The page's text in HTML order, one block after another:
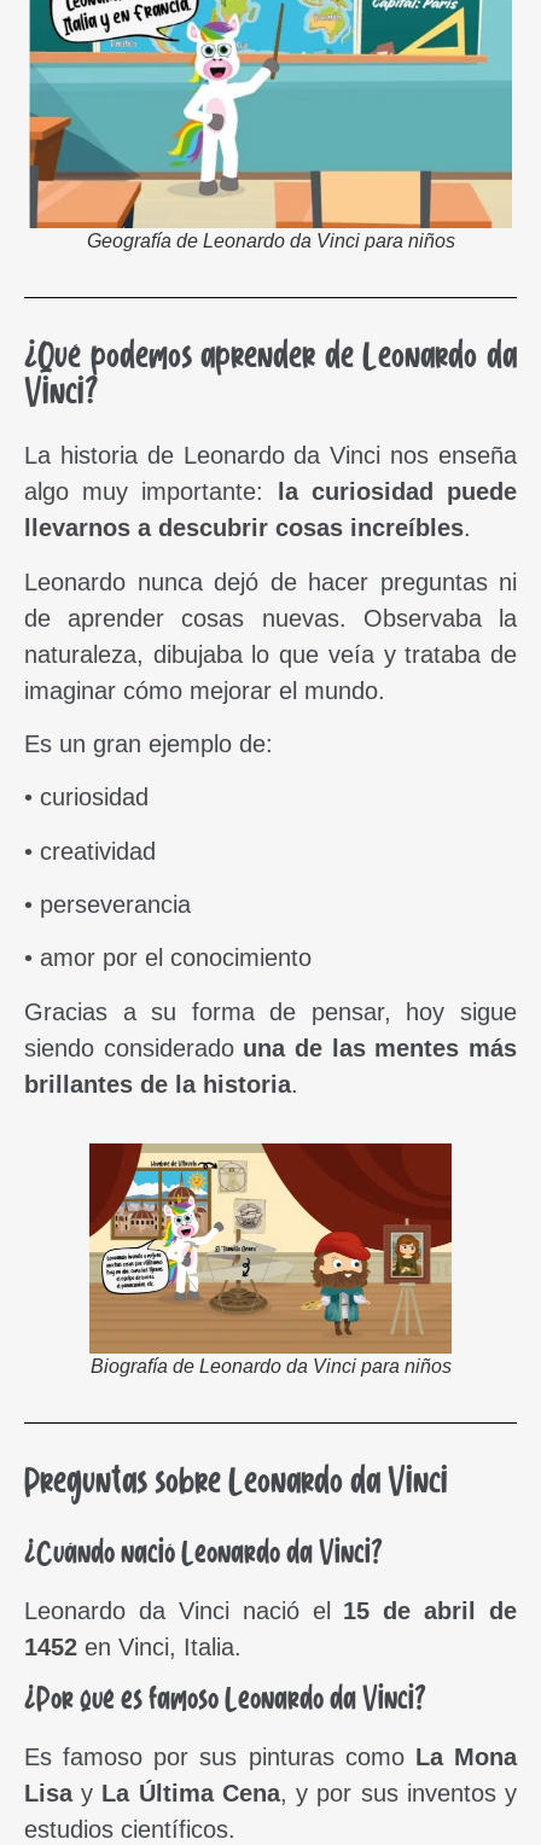
Geografía de Leonardo da Vinci para niños
¿Qué podemos aprender de Leonardo da
Vinci?
La historia de Leonardo da Vinci nos enseña
algo muy importante:
la curiosidad puede
llevarnos a descubrir cosas increíbles.
Leonardo nunca dejó de hacer preguntas ni
de aprender cosas nuevas. Observaba la
naturaleza, dibujaba lo que veía y trataba de
imaginar cómo mejorar el mundo.
Es un gran ejemplo de:
• curiosidad
• creatividad
• perseverancia
• amor por el conocimiento
Gracias a su forma de pensar, hoy sigue
siendo considerado una de las mentes más
brillantes de la historia.
Biografía de Leonardo da Vinci para niños
Preguntas sobre Leonardo da Vinci
¿Cuándo nació Leonardo da Vinci?
Leonardo da Vinci nació el 15 de abril de
1452 en Vinci, Italia.
¿Por qué es famoso Leonardo da Vinci?
Es famoso por sus pinturas como La Mona
Lisay La Última Cena, y por sus inventos y
estudios científicos.